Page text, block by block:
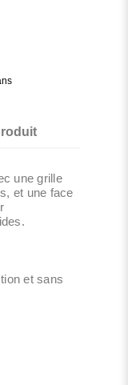
une grille
et une face
et sans